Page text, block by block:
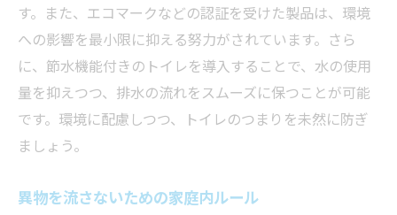
す。また、エコマークなどの認証を受けた製品は、環境
への影響を最小限に抑える努力がされています。さら
に、節水機能付きのトイレを導入することで、水の使用
量を抑えつつ、排水の流れをスムーズに保つことが可能
です。環境に配慮しつつ、トイレのつまりを未然に防ぎ
ましょう。
異物を流さないための家庭内ルール